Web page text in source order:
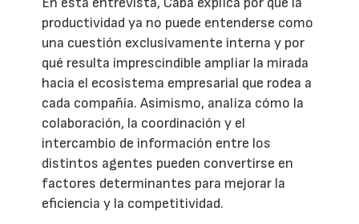
productividad ya no puede entenderse como
una cuestión exclusivamente interna y por
qué resulta imprescindible ampliar la mirada
hacia el ecosistema empresarial que rodea a
cada compañía. Asimismo, analiza cómo la
colaboración, la coordinación y el
intercambio de información entre los
distintos agentes pueden convertirse en
factores determinantes para mejorar la
eficiencia y la competitividad.